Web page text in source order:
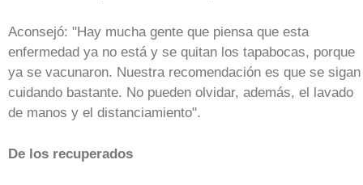
Aconsejó: "Hay mucha gente que piensa que esta
enfermedad ya no está y se quitan los tapabocas, porque
ya se vacunaron. Nuestra recomendación es que se sigan
cuidando bastante. No pueden olvidar, además, el lavado
de manos y el distanciamiento".
De los recuperados